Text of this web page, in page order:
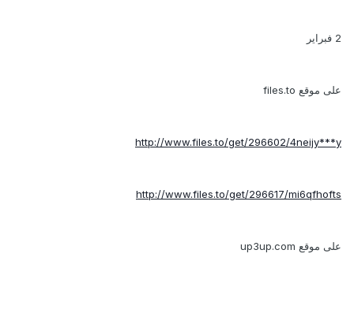
2 فبراير
على موقع files.to
http://www.files.to/get/296602/4neijy***y
http://www.files.to/get/296617/mi6qfhofts
على موقع up3up.com